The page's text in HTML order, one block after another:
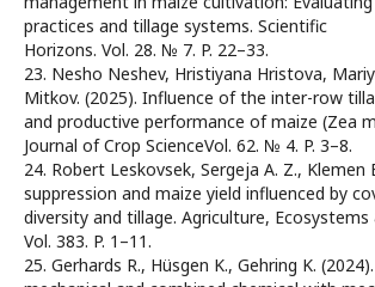
practices and tillage systems. Scientific
Horizons. Vol. 28. № 7. P. 22–33.
23. Nesho Neshev, Hristiyana Hristova,
Mitkov. (2025). Influence of the inter-row
and productive performance of maize (Zea
Journal of Crop ScienceVol. 62. № 4. P. 3–8.
24. Robert Leskovsek, Sergeja A. Z., Klemen
suppression and maize yield influenced by
diversity and tillage. Agriculture,
Vol. 383. P. 1–11.
25. Gerhards R., Hüsgen K., Gehring K.